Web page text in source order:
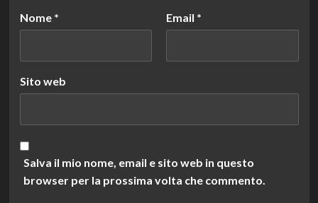
Nome * Email *
Sito web
Salva il mio nome, email e sito web in questo
browser per la prossima volta che commento.